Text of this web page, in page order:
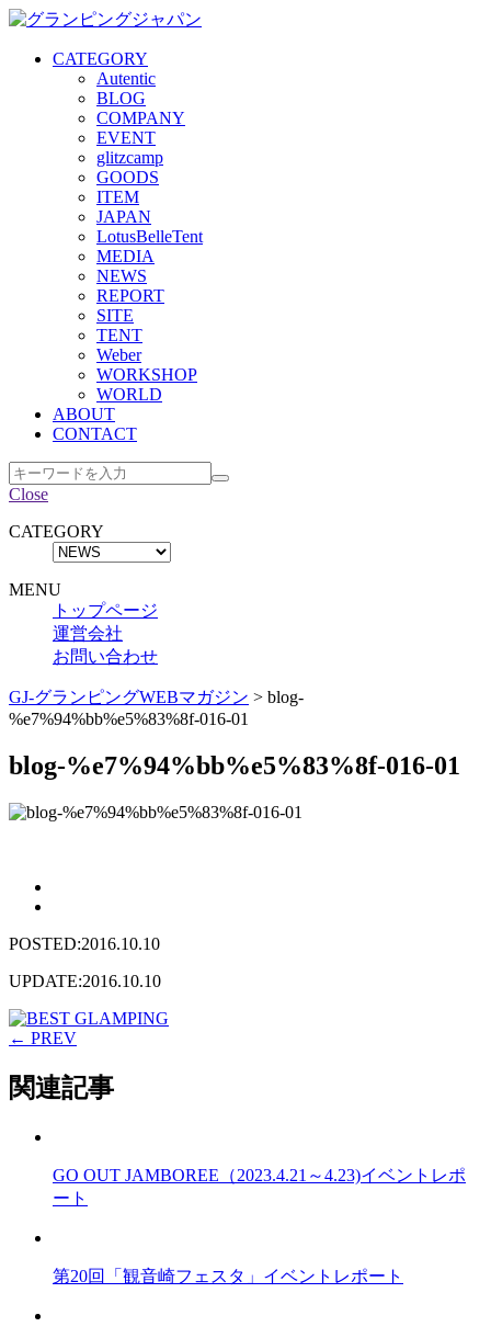
CATEGORY
Autentic
BLOG
COMPANY
EVENT
glitzcamp
GOODS
ITEM
JAPAN
LotusBelleTent
MEDIA
NEWS
REPORT
SITE
TENT
Weber
WORKSHOP
WORLD
ABOUT
CONTACT
Close
CATEGORY
MENU
トップページ
運営会社
お問い合わせ
GJ-グランピングWEBマガジン > blog-
%e7%94%bb%e5%83%8f-016-01
blog-%e7%94%bb%e5%83%8f-016-01
POSTED:2016.10.10
UPDATE:2016.10.10
← PREV
関連記事
GO OUT JAMBOREE（2023.4.21～4.23)イベントレポ
ート
第20回「観音崎フェスタ」イベントレポート